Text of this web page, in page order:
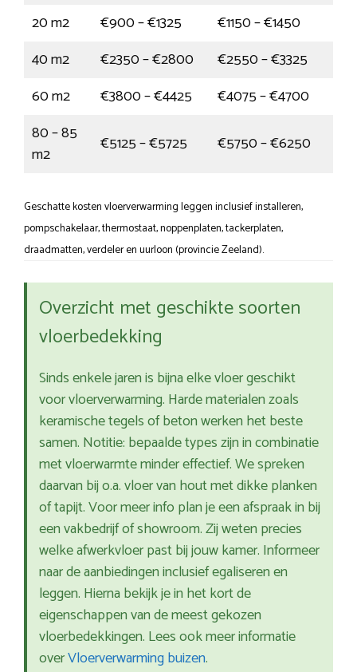
20 m2
€900 – €1325
€1150 – €1450
40 m2
€2350 – €2800
€2550 – €3325
60 m2
€3800 – €4425
€4075 – €4700
80 – 85
m2
€5125 – €5725 €5750 – €6250
Geschatte kosten vloerverwarming leggen inclusief installeren,
pompschakelaar, thermostaat, noppenplaten, tackerplaten,
draadmatten, verdeler en uurloon (provincie Zeeland).
Overzicht met geschikte soorten
vloerbedekking
Sinds enkele jaren is bijna elke vloer geschikt
voor vloerverwarming. Harde materialen zoals
keramische tegels of beton werken het beste
samen. Notitie: bepaalde types zijn in combinatie
met vloerwarmte minder effectief. We spreken
daarvan bij o.a. vloer van hout met dikke planken
of tapijt. Voor meer info plan je een afspraak in bij
een vakbedrijf of showroom. Zij weten precies
welke afwerkvloer past bij jouw kamer. Informeer
naar de aanbiedingen inclusief egaliseren en
leggen. Hierna bekijk je in het kort de
eigenschappen van de meest gekozen
vloerbedekkingen. Lees ook meer informatie
overVloerverwarming buizen.